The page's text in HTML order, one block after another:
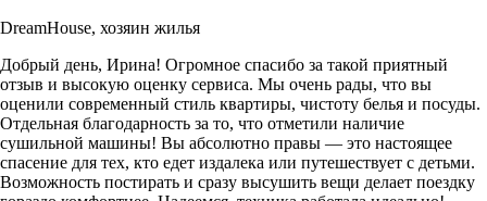
DreamHouse, хозяин жилья
Добрый день, Ирина! Огромное спасибо за такой приятный
отзыв и высокую оценку сервиса. Мы очень рады, что вы
оценили современный стиль квартиры, чистоту белья и посуды.
Отдельная благодарность за то, что отметили наличие
сушильной машины! Вы абсолютно правы — это настоящее
спасение для тех, кто едет издалека или путешествует с детьми.
Возможность постирать и сразу высушить вещи делает поездку